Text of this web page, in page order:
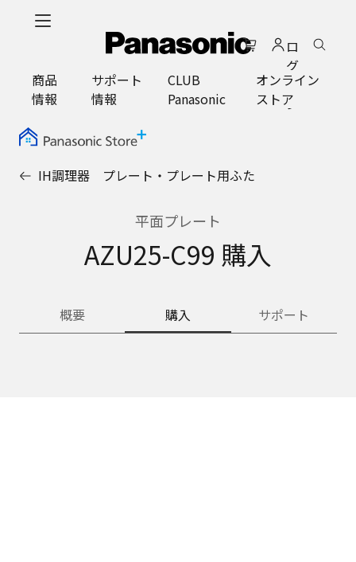
ロ
グ
イ
ン
商品
情報
サポート
情報
CLUB
Panasonic
オンライン
ストア
IH調理器 プレート・プレート用ふた
平面プレート
AZU25-C99 購入
概要 購入 サポート